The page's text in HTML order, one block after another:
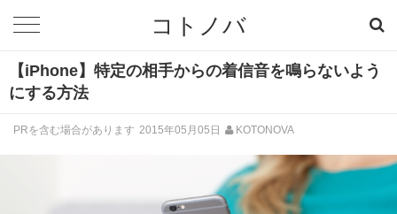
コトノバ
【iPhone】特定の相手からの着信音を鳴らないよう
にする方法
PRを含む場合があります 2015年05月05日 KOTONOVA